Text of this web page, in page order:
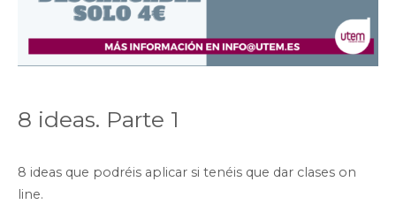
8 ideas. Parte 1
8 ideas que podréis aplicar si tenéis que dar clases on
line.